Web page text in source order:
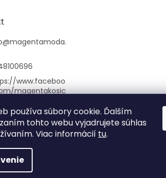
používa súbory cookie. Ďalším
tohto webu vyjadrujete súhlas
Viac informácií tu.
@magentamoda.
www.faceboo
magentakosic